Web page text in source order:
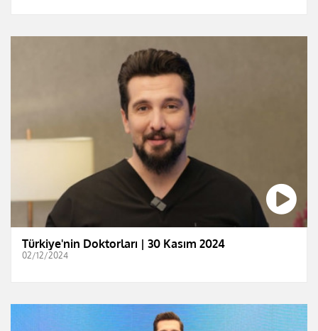
Türkiye'nin Doktorları | 30 Kasım 2024
02/12/2024